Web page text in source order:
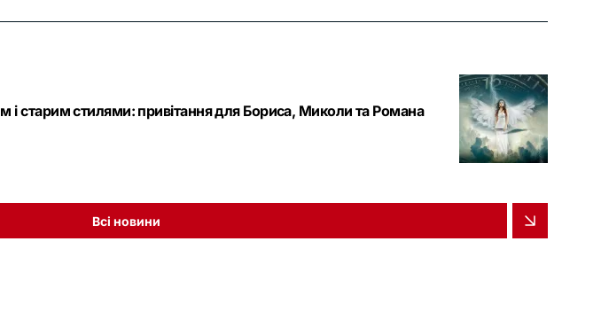
і старим стилями: привітання для Бориса, Миколи та Романа
Всі новини